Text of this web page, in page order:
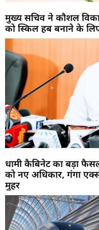
मुख्य सचिव ने कौशल
को स्किल हब बनाने के
धामी कैबिनेट का बड़ा
को नए अधिकार, गंगा
मुहर